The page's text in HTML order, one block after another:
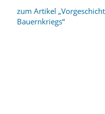
zum Artikel
Bauernkriegs“